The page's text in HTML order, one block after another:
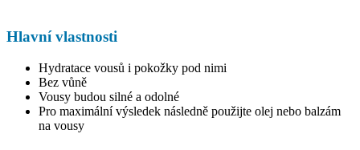
Hlavní vlastnosti
Hydratace vousů i pokožky pod nimi
Bez vůně
Vousy budou silné a odolné
Pro maximální výsledek následně použijte olej nebo balzám
na vousy